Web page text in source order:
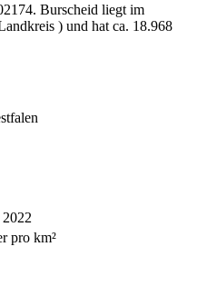
Burscheid liegt im
) und hat ca. 18.968
pro km²